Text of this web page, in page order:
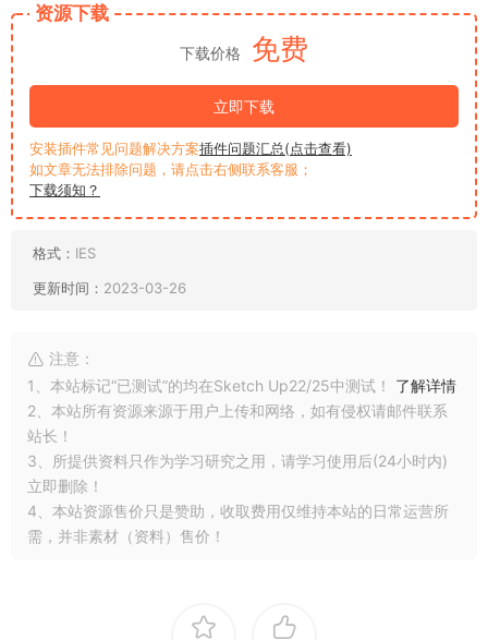
资源下载
下载价格 免费
立即下载
安装插件常见问题解决方案插件问题汇总(点击查看)
如文章无法排除问题，请点击右侧联系客服；
下载须知？
格式： IES
更新时间： 2023-03-26
注意：
1、本站标记“已测试”的均在Sketch Up22/25中测试！ 了解详情
2、本站所有资源来源于用户上传和网络，如有侵权请邮件联系
站长！
3、所提供资料只作为学习研究之用，请学习使用后(24小时内)
立即删除！
4、本站资源售价只是赞助，收取费用仅维持本站的日常运营所
需，并非素材（资料）售价！